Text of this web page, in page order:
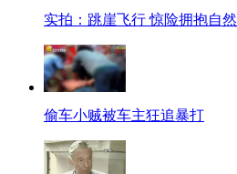
实拍：跳崖飞行 惊险拥抱自然
偷车小贼被车主狂追暴打